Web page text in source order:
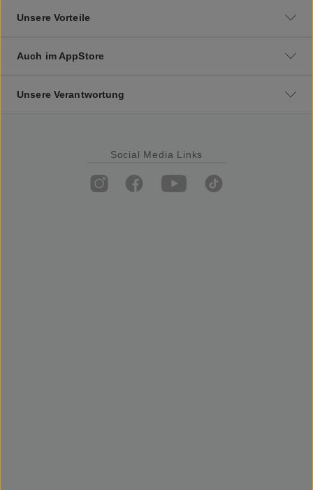
Unsere Vorteile
Auch im AppStore
Unsere Verantwortung
Social Media Links